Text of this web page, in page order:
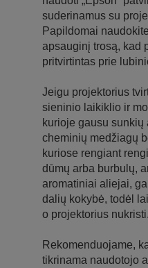
suderinamus su
Papildomai
apsauginį trosą, kad
pritvirtintas prie
Jeigu projektorius
sieninio laikiklio ir
kurioje gausu sunkių
cheminių medžiagų
kuriose rengiant
dūmų arba burbulų,
aromatiniai aliejai,
dalių kokybė, todėl
o projektorius nukristi.
Rekomenduojame,
tikrinama naudotojo